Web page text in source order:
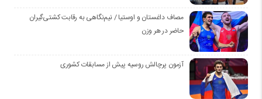
مصاف داغستان و اوستیا / نیم‌نگاهی به رقابت کشتی‌گیران
حاضر در هر وزن
آزمون پرچالش روسیه پیش از مسابقات کشوری